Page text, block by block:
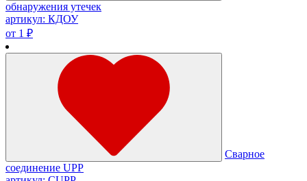
обнаружения утечек
артикул: КДОУ
от 1 ₽
Сварное
соединение UPP